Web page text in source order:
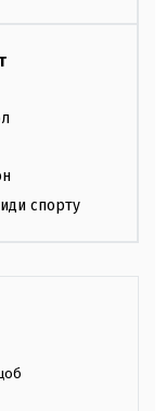
спорту